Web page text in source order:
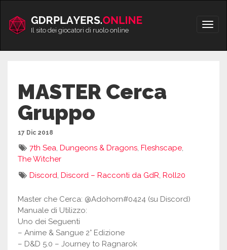
contenuto
Apri/
Il sito dei giocatori di ruolo online
MASTER Cerca
Gruppo
17 Dic 2018
7th Sea,Dungeons & Dragons,Fleshscape,
The Witcher
Discord,Discord – Racconti da GdR,Roll20
Master che Cerca: @Adohorn#0424 (su Discord)
Manuale di Utilizzo:
Uno dei Seguenti
– Anime & Sangue 2° Edizione
– D&D 5.0 – Journey to Ragnarok